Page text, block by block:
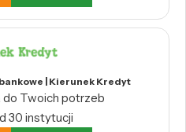
| Kierunek Kredyt
Twoich potrzeb
30 instytucji